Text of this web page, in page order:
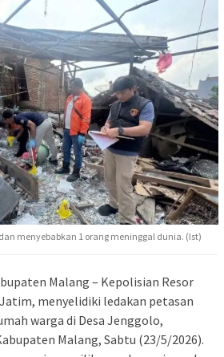
menyebabkan 1 orang meninggal dunia. (Ist)
Malang – Kepolisian Resor
menyelidiki ledakan petasan
warga di Desa Jenggolo,
Malang, Sabtu (23/5/2026).